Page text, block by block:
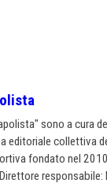
sono a cura
editoriale collettiva
fondato nel
responsabile: